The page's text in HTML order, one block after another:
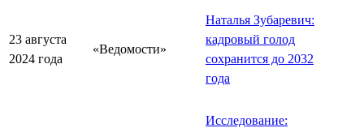
23 августа
2024 года
«Ведомости»
Наталья Зубаревич:
кадровый голод
сохранится до 2032
года
Исследование: